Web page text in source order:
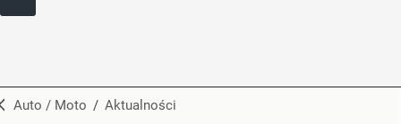
Auto / Moto / Aktualności